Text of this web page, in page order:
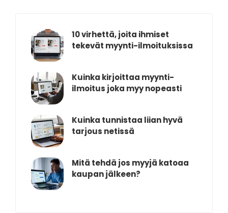
10 virhettä, joita ihmiset
tekevät myynti-ilmoituksissa
Kuinka kirjoittaa myynti-
ilmoitus joka myy nopeasti
Kuinka tunnistaa liian hyvä
tarjous netissä
Mitä tehdä jos myyjä katoaa
kaupan jälkeen?